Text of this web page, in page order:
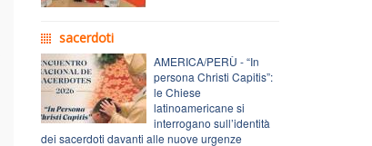
sacerdoti
AMERICA/PERÙ - “In
persona Christi Capitis”:
le Chiese
latinoamericane si
interrogano sull’identità
dei sacerdoti davanti alle nuove urgenze